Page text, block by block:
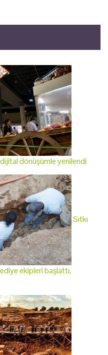
dönüşümle yenilendi
Sıtkı
ekipleri başlattı,